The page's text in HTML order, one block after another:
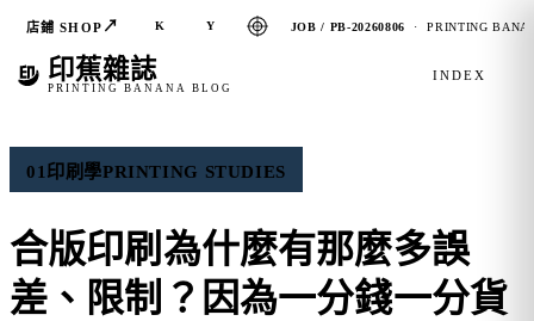
店鋪 SHOP ↗ K Y JOB / PB-20260806 · PRINTING
印蕉雜誌
PRINTING BANANA BLOG
INDEX
01 印刷學PRINTING STUDIES
合版印刷為什麼有那麼多誤
差、限制？因為一分錢一分貨